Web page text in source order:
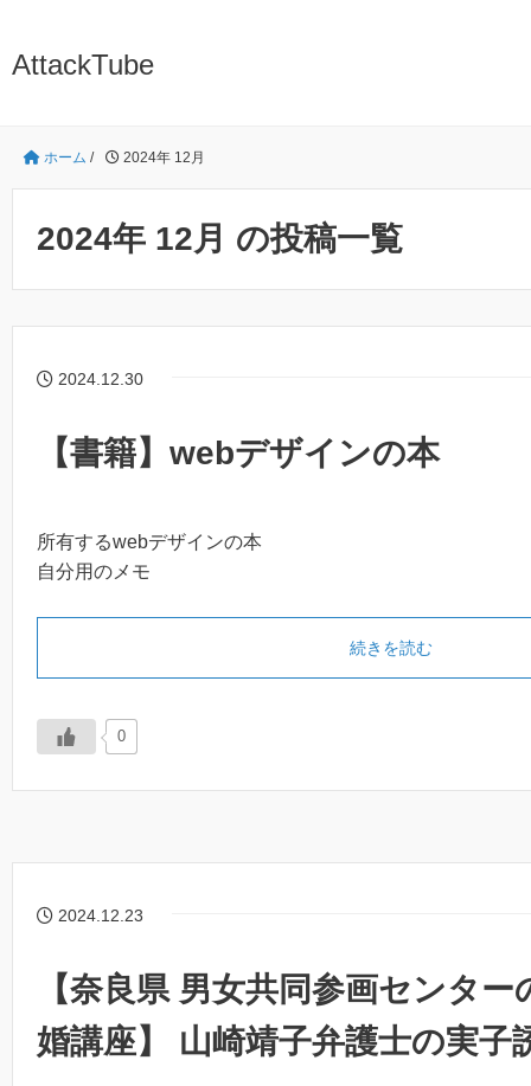
AttackTube
ホーム / 2024年 12月
2024年 12月 の投稿一覧
2024.12.30
【書籍】webデザインの本
所有するwebデザインの本
自分用のメモ
続きを読む
0
2024.12.23
【奈良県 男女共同参画センター
婚講座】 山崎靖子弁護士の実子